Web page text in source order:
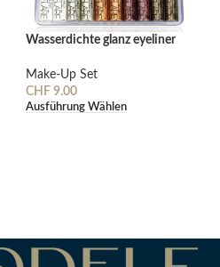
Wasserdichte glanz eyeliner
Make-Up Set
CHF 9.00
Ausführung Wählen